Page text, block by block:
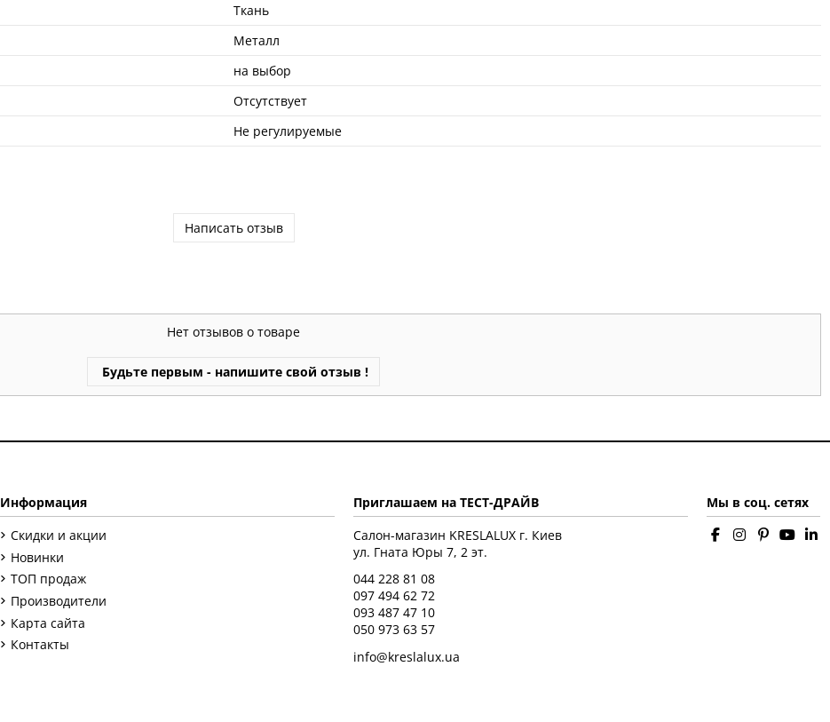
Ткань
Металл
на выбор
Отсутствует
Не регулируемые
Написать отзыв
Нет отзывов о товаре
Будьте первым - напишите свой отзыв !
Информация
Скидки и акции
Новинки
ТОП продаж
Производители
Карта сайта
Контакты
Приглашаем на ТЕСТ-ДРАЙВ
Салон-магазин KRESLALUX г. Киев
ул. Гната Юры 7, 2 эт.
044 228 81 08
097 494 62 72
093 487 47 10
050 973 63 57
info@kreslalux.ua
Мы в соц. сетях